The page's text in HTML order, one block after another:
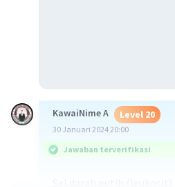
KawaiNime A Level 20
30 Januari 2024 20:00
Jawaban terverifikasi